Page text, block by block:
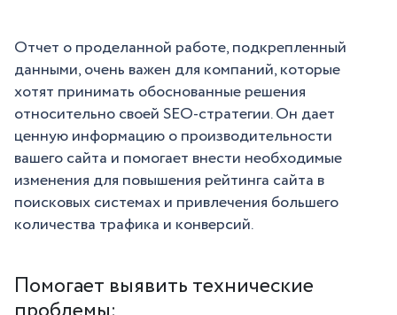
Отчет о проделанной работе, подкрепленный
данными, очень важен для компаний, которые
хотят принимать обоснованные решения
относительно своей SEO-стратегии. Он дает
ценную информацию о производительности
вашего сайта и помогает внести необходимые
изменения для повышения рейтинга сайта в
поисковых системах и привлечения большего
количества трафика и конверсий.
Помогает выявить технические